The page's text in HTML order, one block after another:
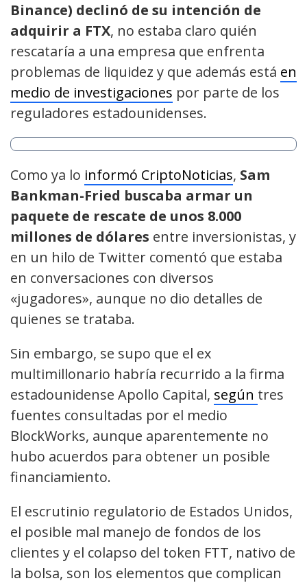
Binance) declinó de su intención de
adquirir a FTX, no estaba claro quién
rescataría a una empresa que enfrenta
problemas de liquidez y que además está en
medio de investigaciones por parte de los
reguladores estadounidenses.
Como ya lo informó CriptoNoticias, Sam
Bankman-Fried buscaba armar un
paquete de rescate de unos 8.000
millones de dólares entre inversionistas, y
en un hilo de Twitter comentó que estaba
en conversaciones con diversos
«jugadores», aunque no dio detalles de
quienes se trataba.
Sin embargo, se supo que el ex
multimillonario habría recurrido a la firma
estadounidense Apollo Capital, según tres
fuentes consultadas por el medio
BlockWorks, aunque aparentemente no
hubo acuerdos para obtener un posible
financiamiento.
El escrutinio regulatorio de Estados Unidos,
el posible mal manejo de fondos de los
clientes y el colapso del token FTT, nativo de
la bolsa, son los elementos que complican